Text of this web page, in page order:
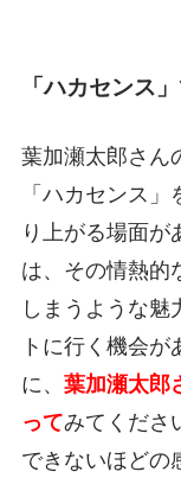
「ハカセンス
葉加瀬太郎さん
「ハカセンス
り上がる場面が
は、その情熱的
しまうような魅
トに行く機会
に、 葉加瀬太郎
ってみてくださ
できないほどの